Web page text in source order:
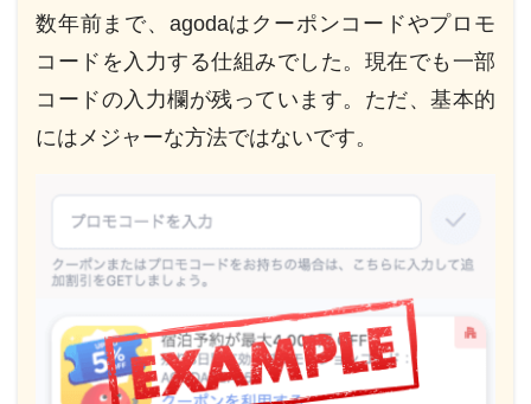
数年前まで、agodaはクーポンコードやプロモ
コードを入力する仕組みでした。現在でも一部
コードの入力欄が残っています。ただ、基本的
にはメジャーな方法ではないです。